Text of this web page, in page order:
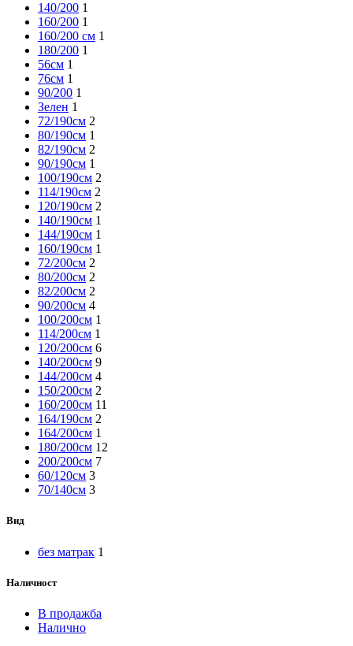
140/200 1
160/200 1
160/200 см 1
180/200 1
56см 1
76см 1
90/200 1
Зелен 1
72/190см 2
80/190см 1
82/190см 2
90/190см 1
100/190см 2
114/190см 2
120/190см 2
140/190см 1
144/190см 1
160/190см 1
72/200см 2
80/200см 2
82/200см 2
90/200см 4
100/200см 1
114/200см 1
120/200см 6
140/200см 9
144/200см 4
150/200см 2
160/200см 11
164/190см 2
164/200см 1
180/200см 12
200/200см 7
60/120см 3
70/140см 3
Вид
без матрак 1
Наличност
В продажба
Налично